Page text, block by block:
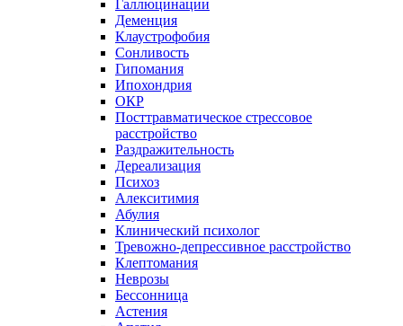
Галлюцинации
Деменция
Клаустрофобия
Сонливость
Гипомания
Ипохондрия
ОКР
Посттравматическое стрессовое
расстройство
Раздражительность
Дереализация
Психоз
Алекситимия
Абулия
Клинический психолог
Тревожно-депрессивное расстройство
Клептомания
Неврозы
Бессонница
Астения